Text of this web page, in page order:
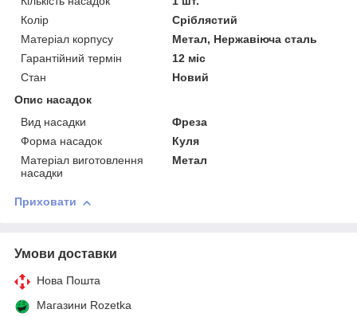
Колір
Сріблястий
Матеріал корпусу
Метал, Нержавіюча сталь
Гарантійний термін
12 міс
Стан
Новий
Опис насадок
Вид насадки
Фреза
Форма насадок
Куля
Матеріал виготовлення
насадки
Метал
Приховати
Умови доставки
Нова Пошта
Магазини Rozetka